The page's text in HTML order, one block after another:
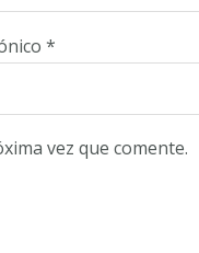
*
vez que comente.